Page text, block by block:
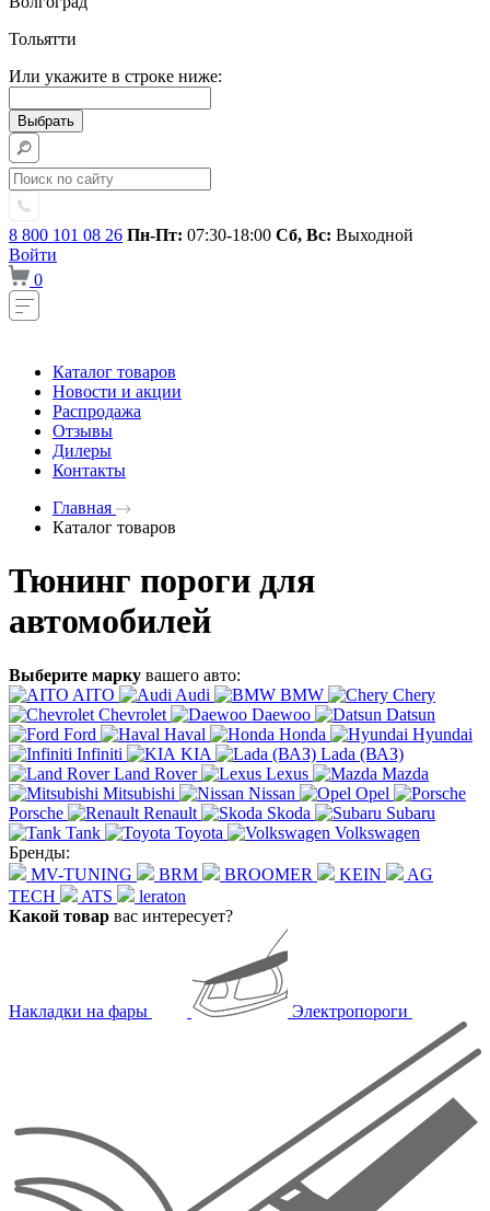
Тольятти
Или укажите в строке ниже:
8 800 101 08 26 Пн-Пт: 07:30-18:00 Сб, Вс: Выходной
Войти
0
Каталог товаров
Новости и акции
Распродажа
Отзывы
Дилеры
Контакты
Главная
Каталог товаров
Тюнинг пороги для
автомобилей
Выберите марку вашего авто:
AITO
Audi BMW
Chery
Chevrolet
Daewoo
Datsun
Ford
Haval Honda
Hyundai
Infiniti
KIA
Lada (ВАЗ)
Land Rover
Lexus
Mazda
Mitsubishi
Nissan
Opel
Porsche
Renault Skoda
Subaru
Tank
Toyota
Volkswagen
Бренды:
MV-TUNING
BRM BROOMER KEIN
AG
TECH
ATS
leraton
Какой товар вас интересует?
Накладки на фары Электропороги